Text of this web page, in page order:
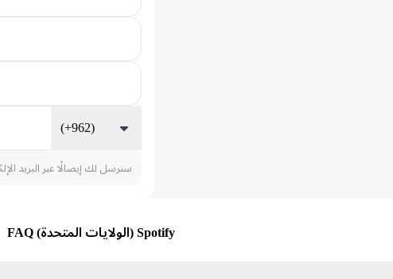
(+962)
سنرسل لك إيصالًا عبر البريد
Spotify (الولايات المتحدة) FAQ